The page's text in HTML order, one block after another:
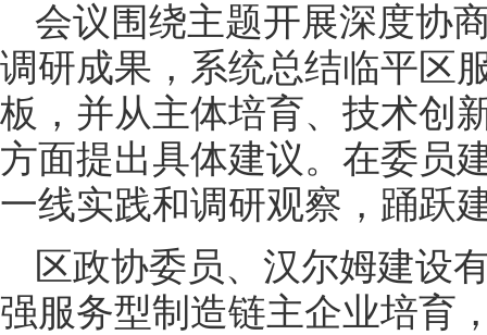
会议围绕主题开展深度协
调研成果，系统总结临平区
板，并从主体培育、技术创
方面提出具体建议。在委员
一线实践和调研观察，踊跃
区政协委员、汉尔姆建设
强服务型制造链主企业培育